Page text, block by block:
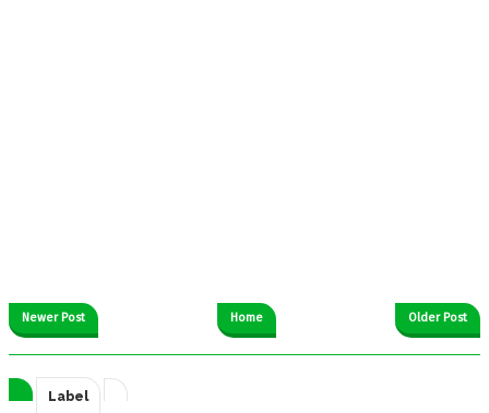
Newer Post Older Post
Home
Label